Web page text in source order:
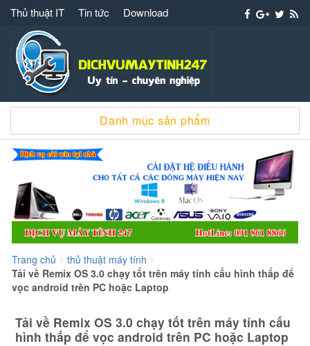
Thủ thuật IT Tin tức Download
Dịch vụ máy tính 247 – 091 861 8866 cài win
Danh mục sản phẩm
Trang chủ > thủ thuật máy tính >
Tải về Remix OS 3.0 chạy tốt trên máy tính cấu hình thấp để
vọc android trên PC hoặc Laptop
Tải về Remix OS 3.0 chạy tốt trên máy tính cấu
hình thấp để vọc android trên PC hoặc Laptop